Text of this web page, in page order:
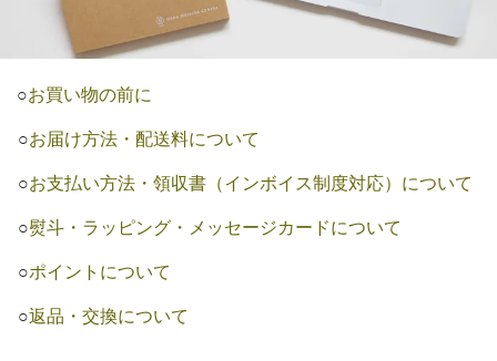
○お買い物の前に
○お届け方法・配送料について
○お支払い方法・領収書（インボイス制度対応）について
○熨斗・ラッピング・メッセージカードについて
○ポイントについて
○返品・交換について